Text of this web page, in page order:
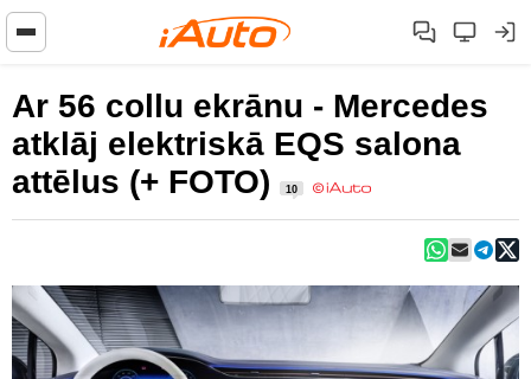
Ar 56 collu ekrānu - Mercedes
atklāj elektriskā EQS salona
attēlus (+ FOTO)
10